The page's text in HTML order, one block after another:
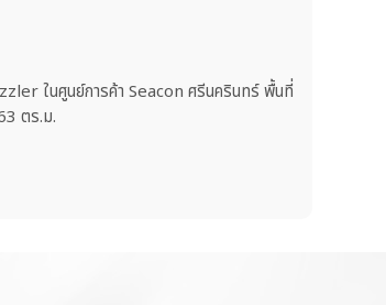
ในศูนย์การค้า Seacon ศรีนครินทร์ พื้นที่
ตร.ม.